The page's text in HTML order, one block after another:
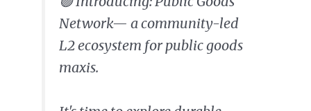
Network— a community-led
L2 ecosystem for public goods
maxis.